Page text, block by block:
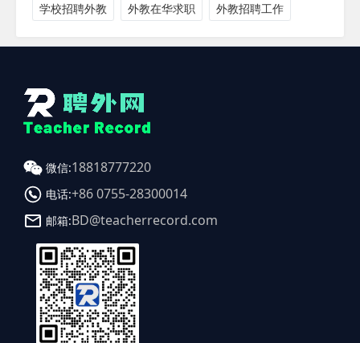
学校招聘外教 外教在华求职 外教招聘工作
微信:18818777220
电话:+86 0755-28300014
邮箱:BD@teacherrecord.com